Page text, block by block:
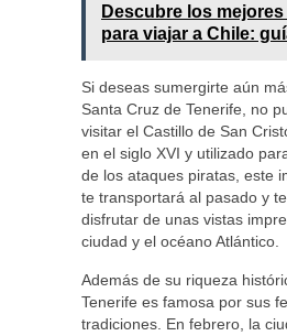
Descubre los
para viajar a Chile:
Si deseas sumergirte aún
Santa Cruz de Tenerife, no
visitar el Castillo de San
en el siglo XVI y utilizado
de los ataques piratas, este
te transportará al pasado y
disfrutar de unas vistas
ciudad y el océano Atlántico.
Además de su riqueza
Tenerife es famosa por sus
tradiciones. En febrero, la